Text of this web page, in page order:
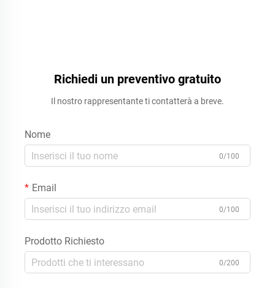
Richiedi un preventivo gratuito
Il nostro rappresentante ti contatterà a breve.
Nome
0/100
Email
0/100
Prodotto Richiesto
0/200